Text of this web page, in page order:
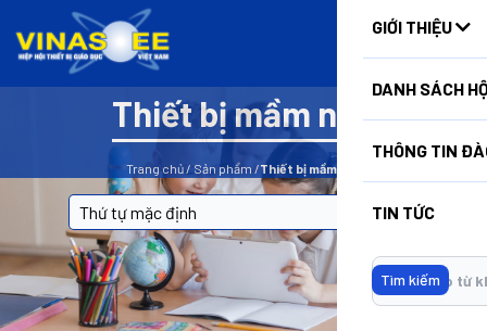
HUẤN
GIỚI THIỆU
DANH SÁCH
THÔNG TIN
TIN TỨC
Tìm kiếm
Thiết bị mầm non
Trang chủ/ Sản phẩm /Thiết bị mầm non
BỘ LỌC